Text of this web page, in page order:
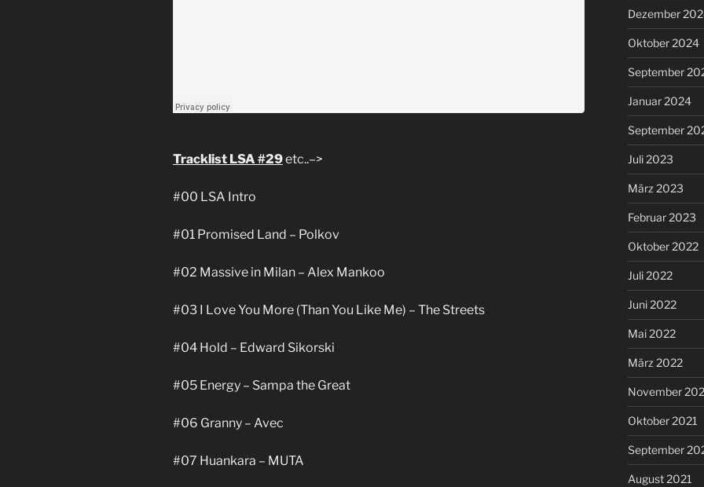
Tracklist LSA #29etc..–>
#00 LSA Intro
#01 Promised Land – Polkov
#02 Massive in Milan – Alex Mankoo
#03 I Love You More (Than You Like Me) – The Streets
#04 Hold – Edward Sikorski
#05 Energy – Sampa the Great
#06 Granny – Avec
#07 Huankara – MUTA
Dezember
Oktober 2024
September
Januar 2024
September
Juli 2023
März 2023
Februar 2023
Oktober 2022
Juli 2022
Juni 2022
Mai 2022
März 2022
November
Oktober 2021
September
August 2021